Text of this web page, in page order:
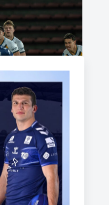
Journey